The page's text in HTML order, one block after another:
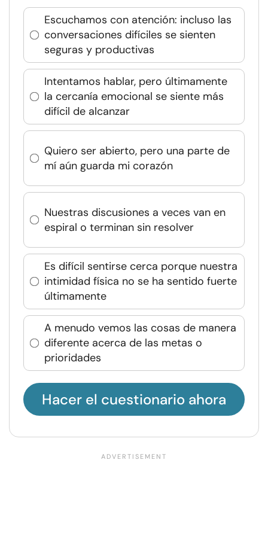
Escuchamos con atención: incluso las
conversaciones difíciles se sienten
seguras y productivas
Intentamos hablar, pero últimamente
la cercanía emocional se siente más
difícil de alcanzar
Quiero ser abierto, pero una parte de
mí aún guarda mi corazón
Nuestras discusiones a veces van en
espiral o terminan sin resolver
Es difícil sentirse cerca porque nuestra
intimidad física no se ha sentido fuerte
últimamente
A menudo vemos las cosas de manera
diferente acerca de las metas o
prioridades
Hacer el cuestionario ahora